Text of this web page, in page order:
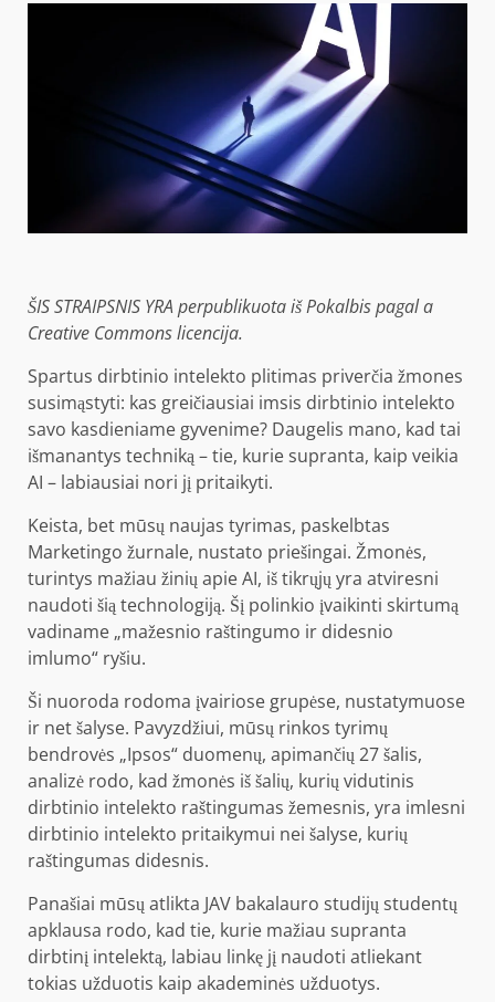
ŠIS STRAIPSNIS YRA perpublikuota išPokalbispagal a
Creative Commons licencija.
Spartus dirbtinio intelekto plitimas priverčia žmones
susimąstyti: kas greičiausiai imsis dirbtinio intelekto
savo kasdieniame gyvenime? Daugelis mano, kad tai
išmanantys techniką – tie, kurie supranta, kaip veikia
AI – labiausiai nori jį pritaikyti.
Keista, bet mūsų naujas tyrimas, paskelbtas
Marketingo žurnale, nustato priešingai. Žmonės,
turintys mažiau žinių apie AI, iš tikrųjų yra atviresni
naudoti šią technologiją. Šį polinkio įvaikinti skirtumą
vadiname „mažesnio raštingumo ir didesnio
imlumo“ ryšiu.
Ši nuoroda rodoma įvairiose grupėse, nustatymuose
ir net šalyse. Pavyzdžiui, mūsų rinkos tyrimų
bendrovės „Ipsos“ duomenų, apimančių 27 šalis,
analizė rodo, kad žmonės iš šalių, kurių vidutinis
dirbtinio intelekto raštingumas žemesnis, yra imlesni
dirbtinio intelekto pritaikymui nei šalyse, kurių
raštingumas didesnis.
Panašiai mūsų atlikta JAV bakalauro studijų studentų
apklausa rodo, kad tie, kurie mažiau supranta
dirbtinį intelektą, labiau linkę jį naudoti atliekant
tokias užduotis kaip akademinės užduotys.